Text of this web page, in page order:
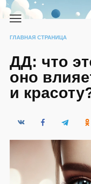
Перейти
ГЛАВНАЯ СТРАНИЦА
ДД: что
оно
и